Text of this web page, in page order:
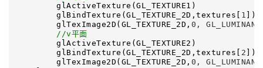
        glActiveTexture(GL_TEXTURE1)
        glBindTexture(GL_TEXTURE_2D,textures[
1 ])
        glTexImage2D(GL_TEXTURE_2D,
0,
//v平面
        glActiveTexture(GL_TEXTURE2)
        glBindTexture(GL_TEXTURE_2D,textures[
2 ])
        glTexImage2D(GL_TEXTURE_2D,
0,